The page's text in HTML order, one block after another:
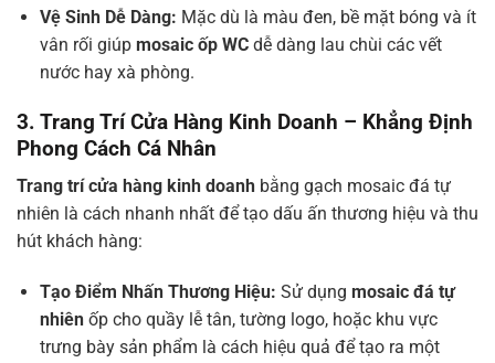
Vệ Sinh Dễ Dàng: Mặc dù là màu đen, bề mặt bóng và ít
vân rối giúp mosaic ốp WCdễ dàng lau chùi các vết
nước hay xà phòng.
3. Trang Trí Cửa Hàng Kinh Doanh – Khẳng Định
Phong Cách Cá Nhân
Trang trí cửa hàng kinh doanh bằng gạch mosaic đá tự
nhiên là cách nhanh nhất để tạo dấu ấn thương hiệu và thu
hút khách hàng:
Tạo Điểm Nhấn Thương Hiệu: Sử dụng mosaic đá tự
nhiênốp cho quầy lễ tân, tường logo, hoặc khu vực
trưng bày sản phẩm là cách hiệu quả để tạo ra một